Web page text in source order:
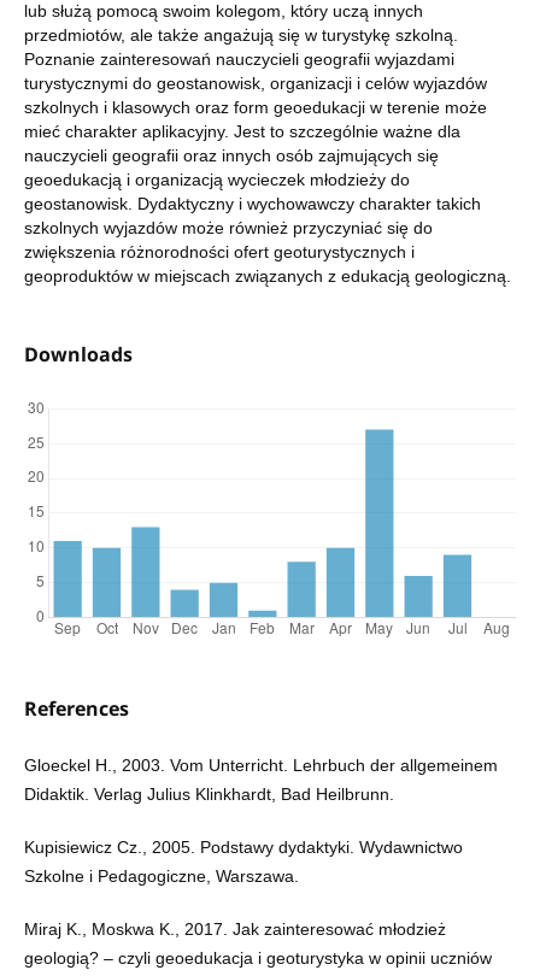
lub służą pomocą swoim kolegom, który uczą innych
przedmiotów, ale także angażują się w turystykę szkolną.
Poznanie zainteresowań nauczycieli geografii wyjazdami
turystycznymi do geostanowisk, organizacji i celów wyjazdów
szkolnych i klasowych oraz form geoedukacji w terenie może
mieć charakter aplikacyjny. Jest to szczególnie ważne dla
nauczycieli geografii oraz innych osób zajmujących się
geoedukacją i organizacją wycieczek młodzieży do
geostanowisk. Dydaktyczny i wychowawczy charakter takich
szkolnych wyjazdów może również przyczyniać się do
zwiększenia różnorodności ofert geoturystycznych i
geoproduktów w miejscach związanych z edukacją geologiczną.
Downloads
References
Gloeckel H., 2003. Vom Unterricht. Lehrbuch der allgemeinem
Didaktik. Verlag Julius Klinkhardt, Bad Heilbrunn.
Kupisiewicz Cz., 2005. Podstawy dydaktyki. Wydawnictwo
Szkolne i Pedagogiczne, Warszawa.
Miraj K., Moskwa K., 2017. Jak zainteresować młodzież
geologią? – czyli geoedukacja i geoturystyka w opinii uczniów